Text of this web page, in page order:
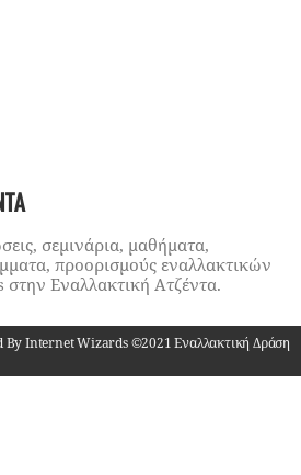
σεμινάρια, μαθήματα,
προορισμούς εναλλακτικών
Εναλλακτική Ατζέντα.
By Internet Wizards ©2021 Εναλλακτική Δράση